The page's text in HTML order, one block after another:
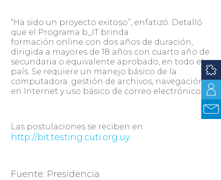
“Ha sido un proyecto exitoso”, enfatizó. Detalló
que el Programa b_IT brinda
formación online con dos años de duración,
dirigida a mayores de 18 años con cuarto año de
secundaria o equivalente aprobado, en todo el
país. Se requiere un manejo básico de la
computadora: gestión de archivos, navegación
en Internet y uso básico de correo electrónico.
Las postulaciones se reciben en
http://bit.testing.cuti.org.uy.
Fuente: Presidencia